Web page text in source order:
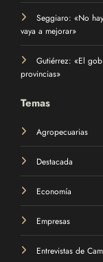
Seggiaro: «No
vaya a mejorar»
Gutiérrez: «El
provincias»
Temas
Agropecuarias
Destacada
Economía
Empresas
Entrevistas de